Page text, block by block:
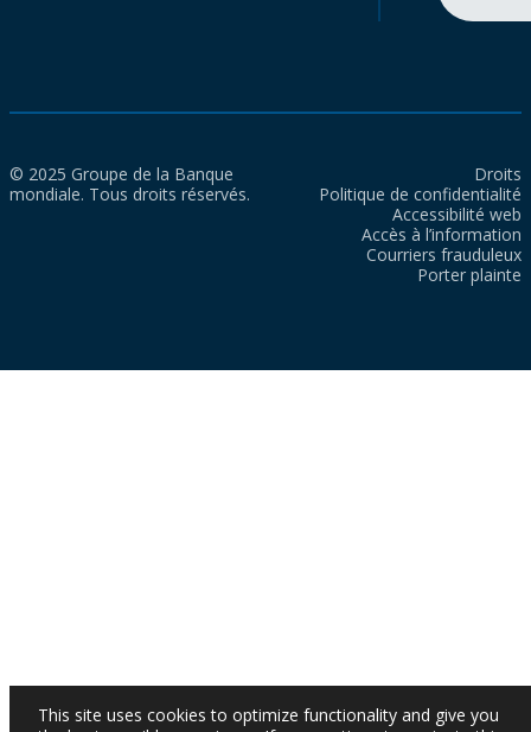
© 2025 Groupe de la Banque
mondiale. Tous droits réservés.
Droits
Politique de confidentialité
Accessibilité web
Accès à l’information
Courriers frauduleux
Porter plainte
This site uses cookies to optimize functionality and give you